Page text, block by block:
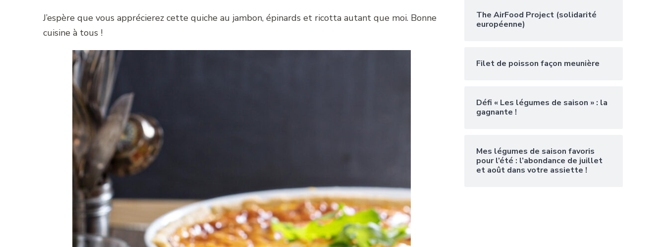
J’espère que vous apprécierez cette quiche au jambon, épinards et ricotta autant que moi. Bonne
cuisine à tous !
The AirFood Project (solidarité
européenne)
Filet de poisson façon meunière
Défi « Les légumes de saison » : la
gagnante !
Mes légumes de saison favoris
pour l’été : l’abondance de juillet
et août dans votre assiette !